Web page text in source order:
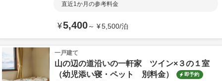
直近1か月の参考料金
¥5,400～ ¥5,500/泊
一戸建て
山の辺の道沿いの一軒家 ツイン×３の１室
（幼児添い寝・ペット 別料金）
即予約